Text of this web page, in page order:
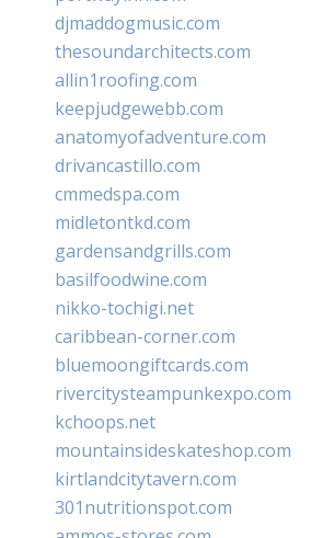
djmaddogmusic.com
thesoundarchitects.com
allin1roofing.com
keepjudgewebb.com
anatomyofadventure.com
drivancastillo.com
cmmedspa.com
midletontkd.com
gardensandgrills.com
basilfoodwine.com
nikko-tochigi.net
caribbean-corner.com
bluemoongiftcards.com
rivercitysteampunkexpo.com
kchoops.net
mountainsideskateshop.com
kirtlandcitytavern.com
301nutritionspot.com